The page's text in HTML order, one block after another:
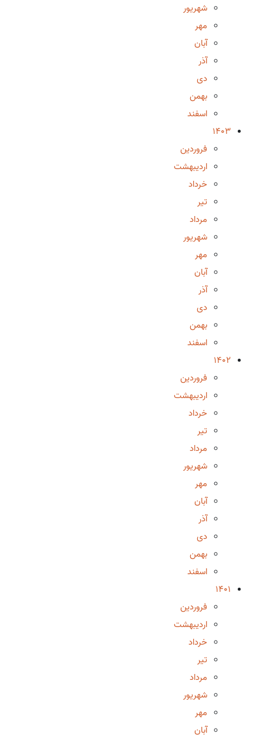
شهریور
مهر
آبان
آذر
دی
بهمن
اسفند
1403
فروردین
اردیبهشت
خرداد
تیر
مرداد
شهریور
مهر
آبان
آذر
دی
بهمن
اسفند
1402
فروردین
اردیبهشت
خرداد
تیر
مرداد
شهریور
مهر
آبان
آذر
دی
بهمن
اسفند
1401
فروردین
اردیبهشت
خرداد
تیر
مرداد
شهریور
مهر
آبان